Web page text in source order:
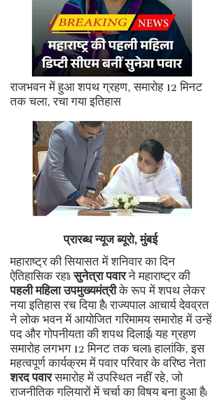
राजभवन में हुआ शपथ ग्रहण, समारोह 12 मिनट
तक चला, रचा गया इतिहास
प्रारब्ध न्यूज ब्यूरो, मुंबई
​महाराष्ट्र की सियासत में शनिवार का दिन
ऐतिहासिक रहा।सुनेत्रा पवारने महाराष्ट्र की
पहली महिला उपमुख्यमंत्रीके रूप में शपथ लेकर
नया इतिहास रच दिया है। राज्यपाल आचार्य देवव्रत
ने लोक भवन में आयोजित गरिमामय समारोह में उन्हें
पद और गोपनीयता की शपथ दिलाई। यह ग्रहण
समारोह लगभग 12 मिनट तक चला। हालांकि, इस
महत्वपूर्ण कार्यक्रम में पवार परिवार के वरिष्ठ नेता
शरद पवारसमारोह में उपस्थित नहीं रहे, जो
राजनीतिक गलियारों में चर्चा का विषय बना हुआ है।